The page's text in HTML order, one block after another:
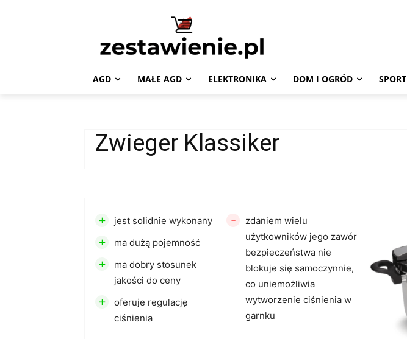
AGD MAŁE AGD ELEKTRONIKA DOM I OGRÓD SPORT
Zwieger Klassiker
+ jest solidnie wykonany
+ ma dużą pojemność
+
ma dobry stosunek
jakości do ceny
+
oferuje regulację
ciśnienia
-
zdaniem wielu
użytkowników jego zawór
bezpieczeństwa nie
blokuje się samoczynnie,
co uniemożliwia
wytworzenie ciśnienia w
garnku